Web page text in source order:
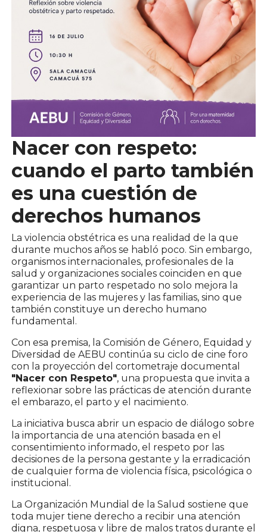
Nacer con respeto:
cuando el parto también
es una cuestión de
derechos humanos
La violencia obstétrica es una realidad de la que
durante muchos años se habló poco. Sin embargo,
organismos internacionales, profesionales de la
salud y organizaciones sociales coinciden en que
garantizar un parto respetado no solo mejora la
experiencia de las mujeres y las familias, sino que
también constituye un derecho humano
fundamental.
Con esa premisa, la Comisión de Género, Equidad y
Diversidad de AEBU continúa su ciclo de cine foro
con la proyección del cortometraje documental
"Nacer con Respeto", una propuesta que invita a
reflexionar sobre las prácticas de atención durante
el embarazo, el parto y el nacimiento.
La iniciativa busca abrir un espacio de diálogo sobre
la importancia de una atención basada en el
consentimiento informado, el respeto por las
decisiones de la persona gestante y la erradicación
de cualquier forma de violencia física, psicológica o
institucional.
La Organización Mundial de la Salud sostiene que
toda mujer tiene derecho a recibir una atención
digna, respetuosa y libre de malos tratos durante el